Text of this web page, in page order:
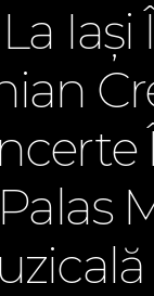
Iaşi